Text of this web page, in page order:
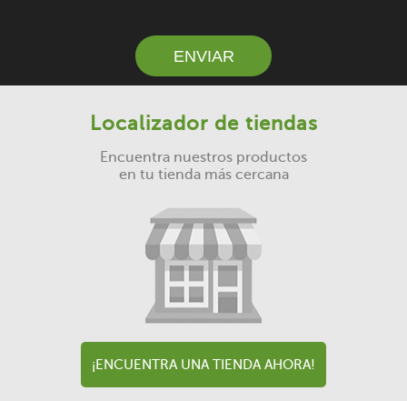
ENVIAR
Localizador de tiendas
Encuentra nuestros productos
en tu tienda más cercana
¡ENCUENTRA UNA TIENDA AHORA!